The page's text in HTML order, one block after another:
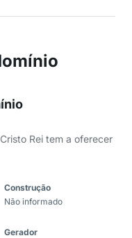
Rei tem a oferecer
Construção
Não informado
Gerador